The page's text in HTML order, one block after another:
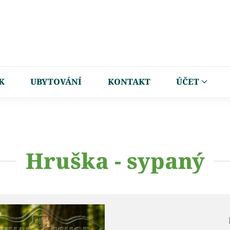
UBYTOVÁNÍ KONTAKT ÚČET
Hruška - sypaný